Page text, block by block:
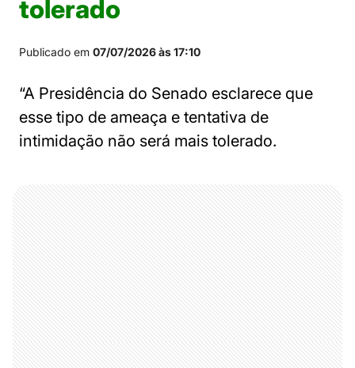
tolerado
Publicado em 07/07/2026 às 17:10
“A Presidência do Senado esclarece que
esse tipo de ameaça e tentativa de
intimidação não será mais tolerado.